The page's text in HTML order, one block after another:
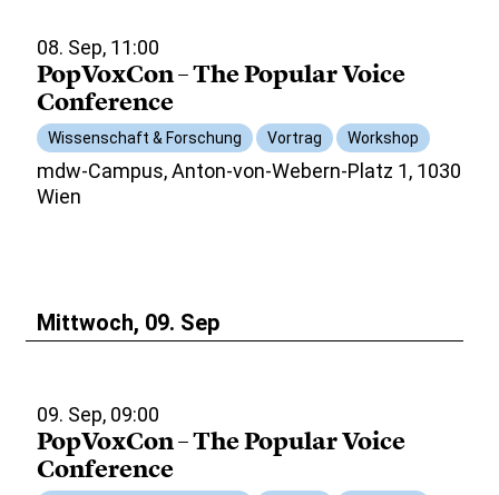
08. Sep, 11:00
PopVoxCon – The Popular Voice
Conference
Wissenschaft & Forschung Vortrag Workshop
mdw-Campus, Anton-von-Webern-Platz 1, 1030
Wien
Mittwoch, 09. Sep
09. Sep, 09:00
PopVoxCon – The Popular Voice
Conference